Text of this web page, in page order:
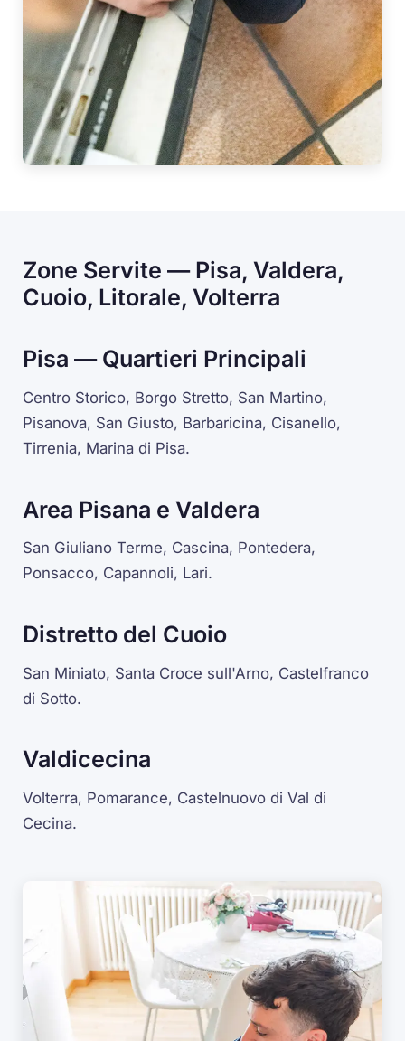
Zone Servite — Pisa, Valdera,
Cuoio, Litorale, Volterra
Pisa — Quartieri Principali
Centro Storico, Borgo Stretto, San Martino,
Pisanova, San Giusto, Barbaricina, Cisanello,
Tirrenia, Marina di Pisa.
Area Pisana e Valdera
San Giuliano Terme, Cascina, Pontedera,
Ponsacco, Capannoli, Lari.
Distretto del Cuoio
San Miniato, Santa Croce sull'Arno, Castelfranco
di Sotto.
Valdicecina
Volterra, Pomarance, Castelnuovo di Val di
Cecina.